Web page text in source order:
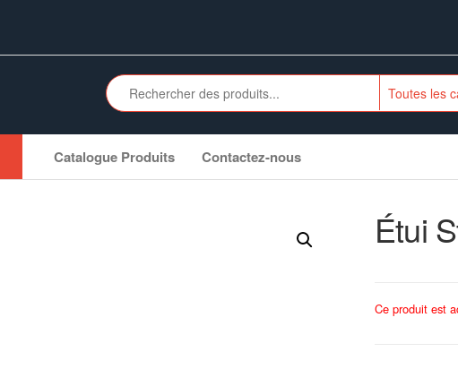
Catalogue Produits Contactez-nous
Étui
Ce produit est